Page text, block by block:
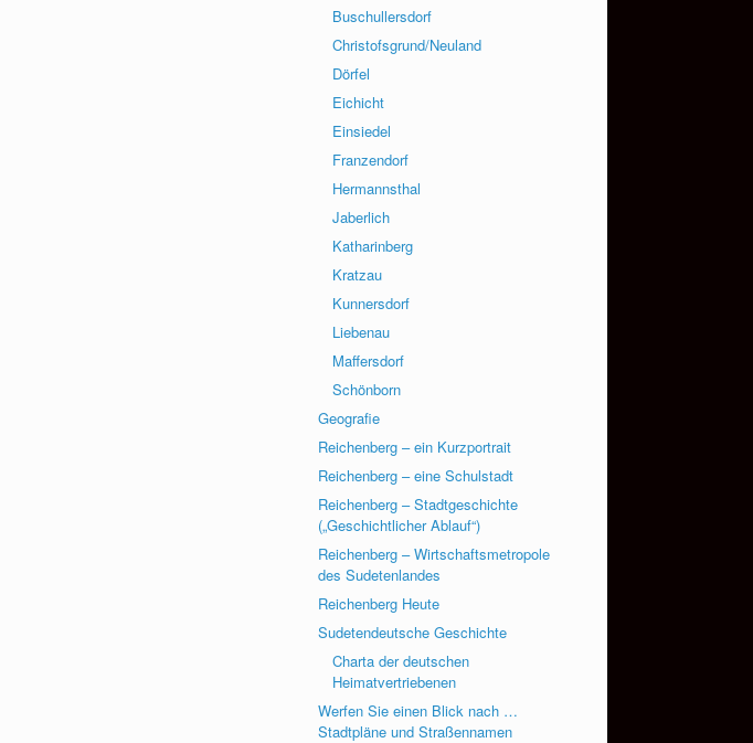
Buschullersdorf
Christofsgrund/Neuland
Dörfel
Eichicht
Einsiedel
Franzendorf
Hermannsthal
Jaberlich
Katharinberg
Kratzau
Kunnersdorf
Liebenau
Maffersdorf
Schönborn
Geografie
Reichenberg – ein Kurzportrait
Reichenberg – eine Schulstadt
Reichenberg – Stadtgeschichte
(„Geschichtlicher Ablauf“)
Reichenberg – Wirtschaftsmetropole
des Sudetenlandes
Reichenberg Heute
Sudetendeutsche Geschichte
Charta der deutschen
Heimatvertriebenen
Werfen Sie einen Blick nach …
Stadtpläne und Straßennamen